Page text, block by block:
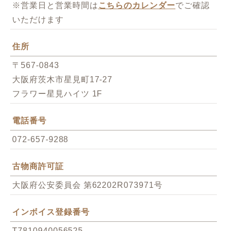
※営業日と営業時間は こちらのカレンダーでご確認
いただけます
住所
〒567-0843
大阪府茨木市星見町17-27
フラワー星見ハイツ 1F
電話番号
072-657-9288
古物商許可証
大阪府公安委員会 第62202R073971号
インボイス登録番号